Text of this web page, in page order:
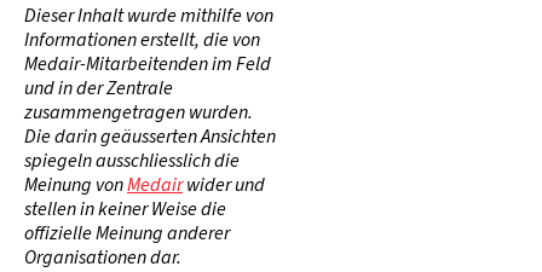
Dieser Inhalt wurde mithilfe von
Informationen erstellt, die von
Medair-Mitarbeitenden im Feld
und in der Zentrale
zusammengetragen wurden.
Die darin geäusserten Ansichten
spiegeln ausschliesslich die
Meinung vonMedairwider und
stellen in keiner Weise die
offizielle Meinung anderer
Organisationen dar.